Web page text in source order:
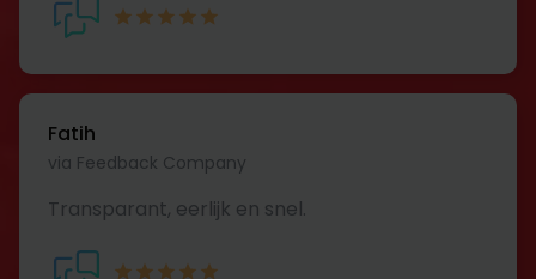
Fatih
via Feedback Company
Transparant, eerlijk en snel.